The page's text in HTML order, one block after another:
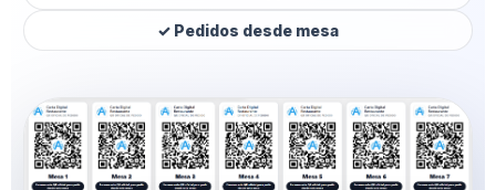
✓ Pedidos desde mesa